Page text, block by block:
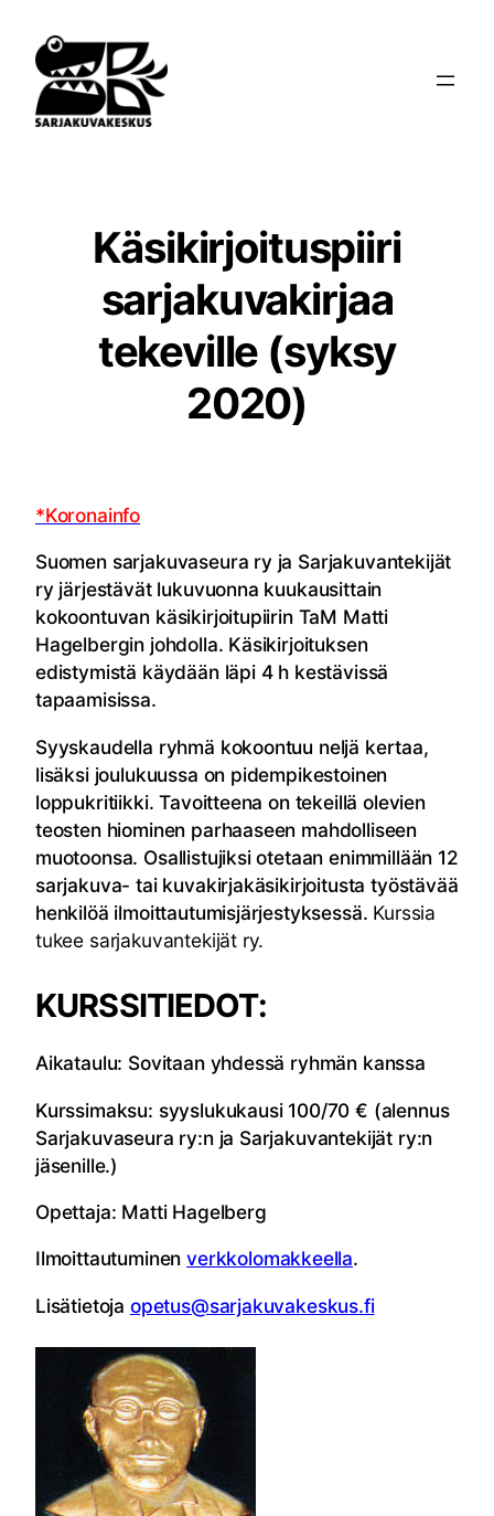
sisältöön
Käsikirjoituspiiri
sarjakuvakirjaa
tekeville (syksy
2020)
*Koronainfo
Suomen sarjakuvaseura ry ja Sarjakuvantekijät
ry järjestävät lukuvuonna kuukausittain
kokoontuvan käsikirjoitupiirin TaM Matti
Hagelbergin johdolla. Käsikirjoituksen
edistymistä käydään läpi 4 h kestävissä
tapaamisissa.
Syyskaudella ryhmä kokoontuu neljä kertaa,
lisäksi joulukuussa on pidempikestoinen
loppukritiikki. Tavoitteena on tekeillä olevien
teosten hiominen parhaaseen mahdolliseen
muotoonsa. Osallistujiksi otetaan enimmillään 12
sarjakuva- tai kuvakirjakäsikirjoitusta työstävää
henkilöä ilmoittautumisjärjestyksessä. Kurssia
tukee sarjakuvantekijät ry.
KURSSITIEDOT:
Aikataulu: Sovitaan yhdessä ryhmän kanssa
Kurssimaksu: syyslukukausi 100/70 € (alennus
Sarjakuvaseura ry:n ja Sarjakuvantekijät ry:n
jäsenille.)
Opettaja: Matti Hagelberg
Ilmoittautuminenverkkolomakkeella.
Lisätietoja opetus@sarjakuvakeskus.fi